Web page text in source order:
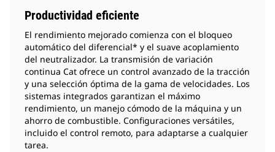
Productividad eficiente
El rendimiento mejorado comienza con el bloqueo
automático del diferencial* y el suave acoplamiento
del neutralizador. La transmisión de variación
continua Cat ofrece un control avanzado de la tracción
y una selección óptima de la gama de velocidades. Los
sistemas integrados garantizan el máximo
rendimiento, un manejo cómodo de la máquina y un
ahorro de combustible. Configuraciones versátiles,
incluido el control remoto, para adaptarse a cualquier
tarea.